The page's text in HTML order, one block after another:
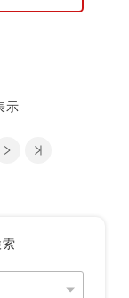
を割くことな
とのコミュニ
切にしていま
示
ジ